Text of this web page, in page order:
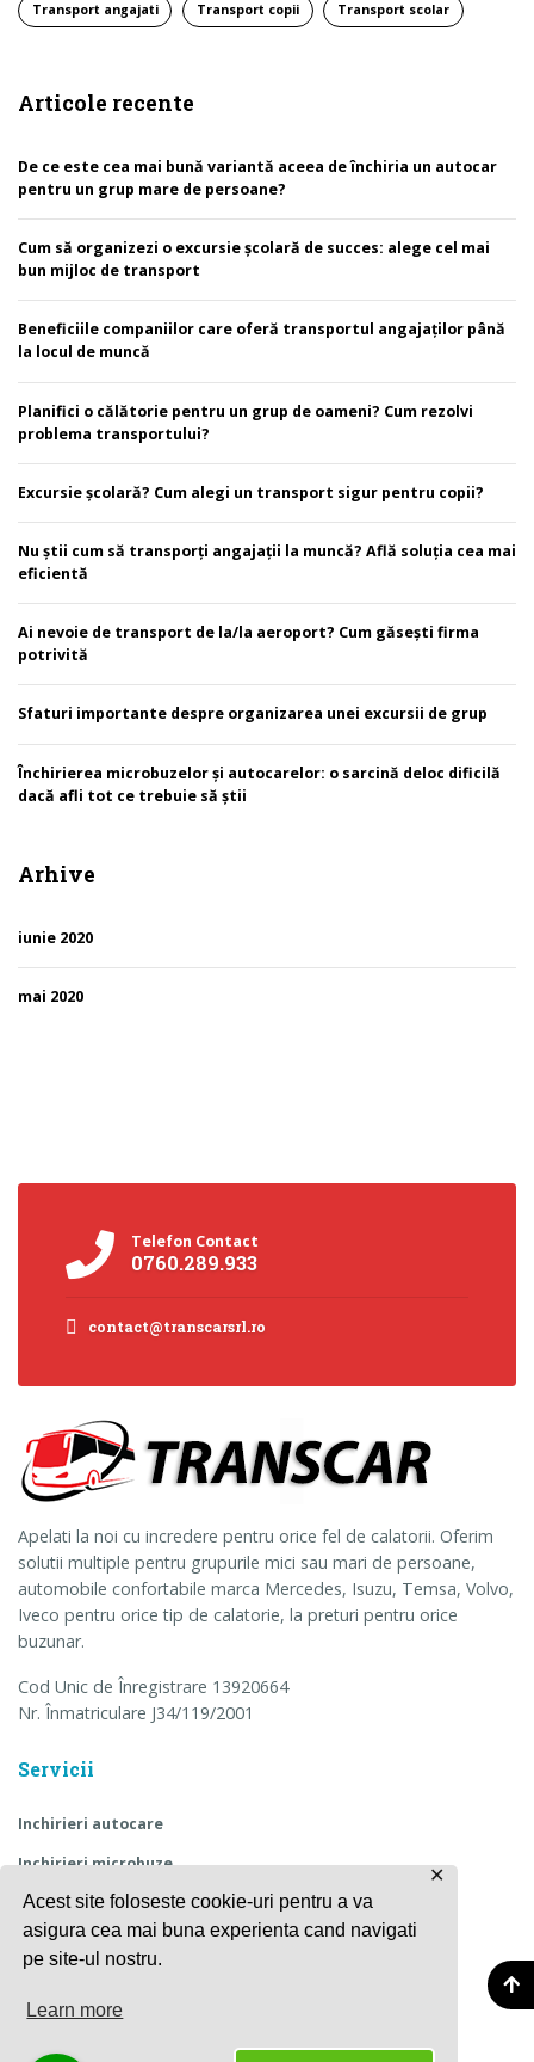
Acest site foloseste cookie-uri pentru a va
asigura cea mai buna experienta cand navigati
pe site-ul nostru.
Learn more
✕
Transport angajati Transport copii Transport scolar
Articole recente
De ce este cea mai bună variantă aceea de închiria un autocar
pentru un grup mare de persoane?
Cum să organizezi o excursie școlară de succes: alege cel mai
bun mijloc de transport
Beneficiile companiilor care oferă transportul angajaților până
la locul de muncă
Planifici o călătorie pentru un grup de oameni? Cum rezolvi
problema transportului?
Excursie școlară? Cum alegi un transport sigur pentru copii?
Nu știi cum să transporți angajații la muncă? Află soluția cea mai
eficientă
Ai nevoie de transport de la/la aeroport? Cum găsești firma
potrivită
Sfaturi importante despre organizarea unei excursii de grup
Închirierea microbuzelor și autocarelor: o sarcină deloc dificilă
dacă afli tot ce trebuie să știi
Arhive
iunie 2020
mai 2020
Telefon Contact
0760.289.933
contact@transcarsrl.ro
Apelati la noi cu incredere pentru orice fel de calatorii. Oferim
solutii multiple pentru grupurile mici sau mari de persoane,
automobile confortabile marca Mercedes, Isuzu, Temsa, Volvo,
Iveco pentru orice tip de calatorie, la preturi pentru orice
buzunar.
Cod Unic de Înregistrare 13920664
Nr. Înmatriculare J34/119/2001
Servicii
Inchirieri autocare
Inchirieri microbuze
Transport angajati
Transport copii
Alte servicii